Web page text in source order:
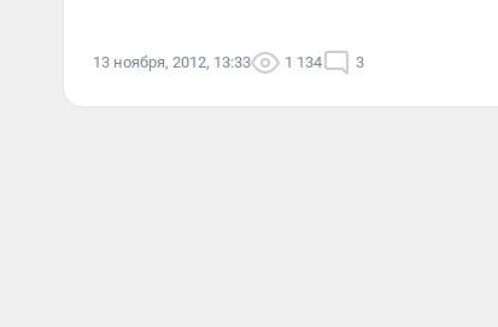
13 ноября, 2012, 13:33 1 134 3